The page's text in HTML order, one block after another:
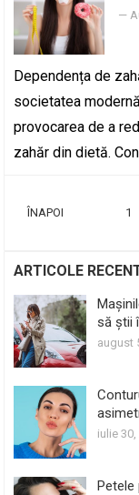
—
Dependența de
societatea
provocarea de a
zahăr din dietă.
PAGINAȚIE
ÎNAPOI 1
ARTICOLE
să știi
august
iulie